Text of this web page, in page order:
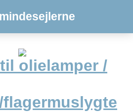
olielamper /
flagermuslygte